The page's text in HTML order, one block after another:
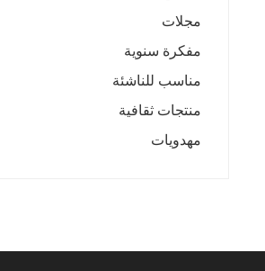
مجلات
مفكرة سنوية
مناسب للناشئة
منتجات ثقافية
مهدويات